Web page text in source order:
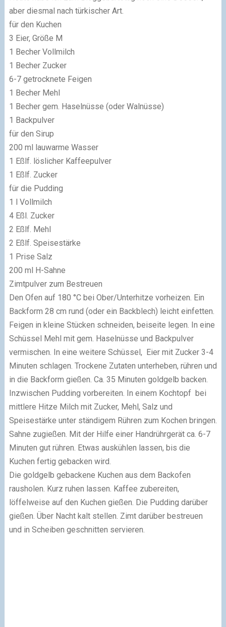
aber diesmal nach türkischer Art.
für den Kuchen
3 Eier, Größe M
1 Becher Vollmilch
1 Becher Zucker
6-7 getrocknete Feigen
1 Becher Mehl
1 Becher gem. Haselnüsse (oder Walnüsse)
1 Backpulver
für den Sirup
200 ml lauwarme Wasser
1 Eßlf. löslicher Kaffeepulver
1 Eßlf. Zucker
für die Pudding
1 l Vollmilch
4 Eßl. Zucker
2 Eßlf. Mehl
2 Eßlf. Speisestärke
1 Prise Salz
200 ml H-Sahne
Zimtpulver zum Bestreuen
Den Ofen auf 180 °C bei Ober/Unterhitze vorheizen. Ein
Backform 28 cm rund (oder ein Backblech) leicht einfetten.
Feigen in kleine Stücken schneiden, beiseite legen. In eine
Schüssel Mehl mit gem. Haselnüsse und Backpulver
vermischen. In eine weitere Schüssel, Eier mit Zucker 3-4
Minuten schlagen. Trockene Zutaten unterheben, rühren und
in die Backform gießen. Ca. 35 Minuten goldgelb backen.
Inzwischen Pudding vorbereiten. In einem Kochtopf bei
mittlere Hitze Milch mit Zucker, Mehl, Salz und
Speisestärke unter ständigem Rühren zum Kochen bringen.
Sahne zugießen. Mit der Hilfe einer Handrührgerät ca. 6-7
Minuten gut rühren. Etwas auskühlen lassen, bis die
Kuchen fertig gebacken wird.
Die goldgelb gebackene Kuchen aus dem Backofen
rausholen. Kurz ruhen lassen. Kaffee zubereiten,
löffelweise auf den Kuchen gießen. Die Pudding darüber
gießen. Über Nacht kalt stellen. Zimt darüber bestreuen
und in Scheiben geschnitten servieren.